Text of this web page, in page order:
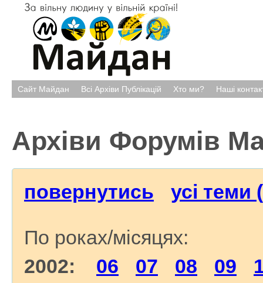
Сайт Майдан Всі Архіви Публікацій Хто ми? Наші
Архіви Форумів
повернутись усі теми
По роках/місяцях:
2002: 06 07 08 09